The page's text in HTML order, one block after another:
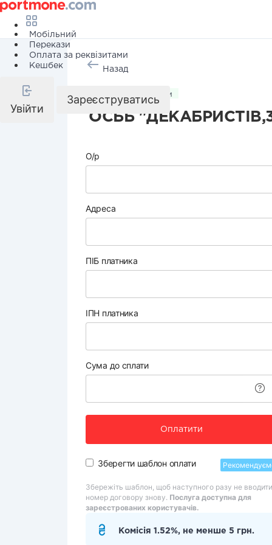
Мобільний
Перекази
Оплата за реквізитами
Кешбек
Увійти
Зареєструватись
Назад
Комунальні послуги
ОСББ
О/р
Адреса
ПІБ платника
ІПН платника
Сума до сплати
Оплатити
Зберегти шаблон оплати
Збережіть шаблон, щоб наступного разу не вводити
номер договору знову. Послуга доступна для
зареєстрованих користувачів.
Комісія 1.52%, не менше 5 грн.